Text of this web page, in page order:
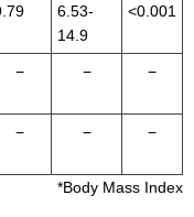
6.53-
14.9
<0.001
− − −
− − −
*Body Mass Index